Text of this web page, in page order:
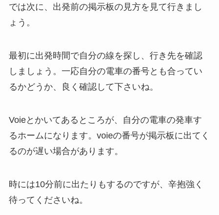
では次に、出発前の掲示板の見方を見て行きまし
ょう。
最初に出発時間で自分の線を探し、行き先を確認
しましょう。一応自分の電車の番号とも合ってい
るかどうか、良く確認して下さいね。
Voieとかいてあるところが、自分の電車の発車す
るホームになります。voieの番号が掲示板に出てく
るのが遅い場合があります。
時には10分前に出たりもするのですが、辛抱強く
待ってくださいね。